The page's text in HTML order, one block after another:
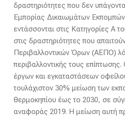
δραστηριότητες που δεν
Εμπορίας Δικαιωμάτων
εντάσσονται στις Κατηγορίες Α
στις δραστηριότητες που
Περιβαλλοντικών Όρων (ΑΕΠΟ)
περιβαλλοντικής τους
έργων και εγκαταστάσεων
τουλάχιστον 30% μείωση των
θερμοκηπίου έως το 2030, σε
αναφοράς 2019. Η μείωση αυτή